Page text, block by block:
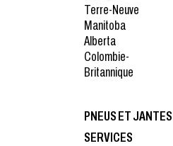
Terre-Neuve
Manitoba
Alberta
Colombie-
Britannique
PNEUS ET JANTES
SERVICES